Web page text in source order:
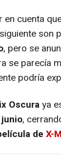
en cuenta
son
, pero se
se parecía
podría
Oscuraya
,
de X-